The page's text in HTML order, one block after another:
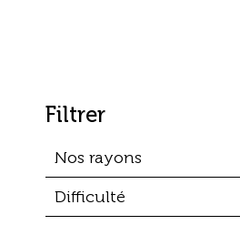
Filtrer
Nos rayons
Difficulté